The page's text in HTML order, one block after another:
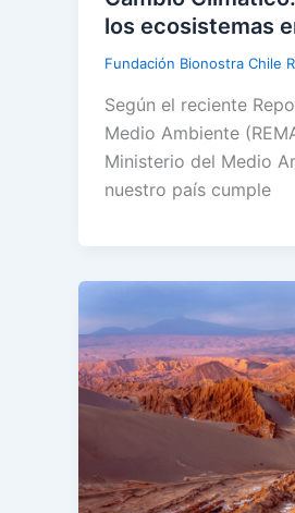
los ecosistemas
Fundación Bionostra Chile
Según el reciente
Medio Ambiente
Ministerio del Medio
nuestro país cumple